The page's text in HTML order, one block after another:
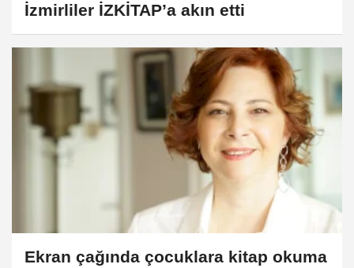
İzmirliler İZKİTAP’a akın etti
Ekran çağında çocuklara kitap okuma